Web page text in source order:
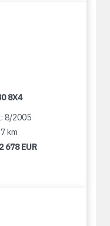
8X4
8/2005
km
678 EUR